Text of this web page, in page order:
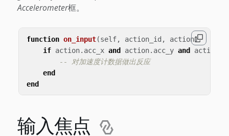
Accelerometer框。
function on_input(self, action_id , action)
if action. acc_x and action. acc_y and action
-- 对加速度计数据做出反应
end
end
输入焦点